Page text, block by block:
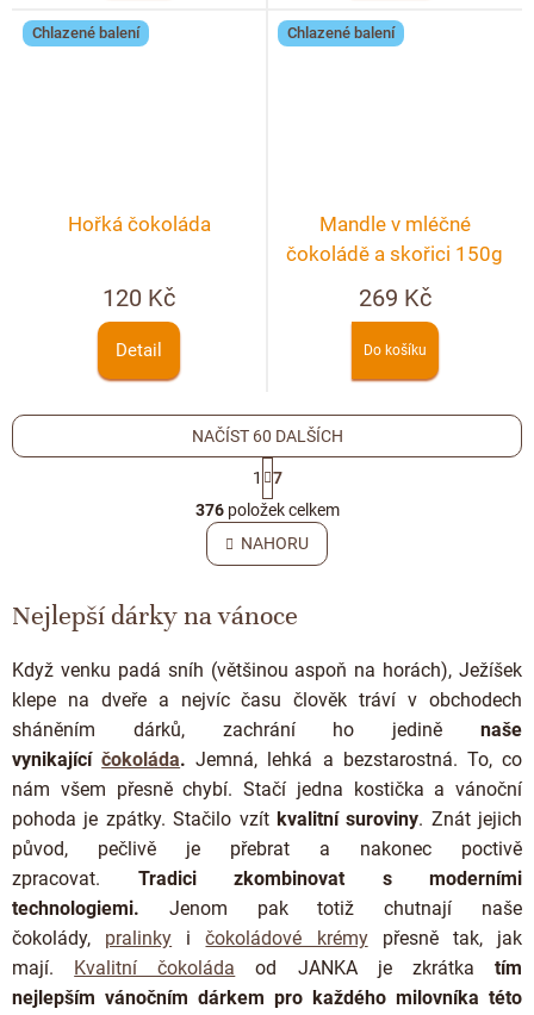
Chlazené balení
Hořká čokoláda
120 Kč
Detail
Chlazené balení
Mandle v mléčné
čokoládě a skořici 150g
269 Kč
Do košíku
O
v
l
á
a
p
r
v
k
y
v
ý
p
i
s
u
NAČÍST 60 DALŠÍCH
S
t
r
á
n
k
á
í
1
7
376položek celkem
NAHORU
Nejlepší dárky na vánoce
Když venku padá sníh (většinou aspoň na horách), Ježíšek
klepe na dveře a nejvíc času člověk tráví v obchodech
sháněním dárků, zachrání ho jedině
naše
vynikajícíčokoláda. Jemná, lehká a bezstarostná. To, co
nám všem přesně chybí. Stačí jedna kostička a vánoční
pohoda je zpátky. Stačilo vzít kvalitní suroviny. Znát jejich
původ, pečlivě je přebrat a nakonec poctivě
zpracovat.
Tradici zkombinovat s moderními
technologiemi.
Jenom pak totiž chutnají naše
čokolády,
pralinky i čokoládové krémy
přesně tak, jak
mají.
Kvalitní čokoláda od JANKA je zkrátka
tím
nejlepším vánočním dárkem pro každého milovníka této